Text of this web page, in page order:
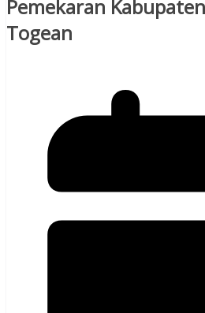
Pemekaran
Togean